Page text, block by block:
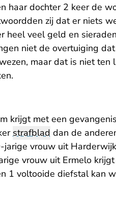
haar dochter 2 keer de
zij dat er niets
heel veel geld en
niet de overtuiging
maar dat is niet ten
krijgt met een
strafblad dan de
vrouw uit
vrouw uit Ermelo
1 voltooide diefstal kan